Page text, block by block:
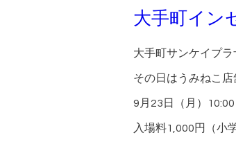
大手町イン
大手町サンケイプ
その日はうみねこ店
9月23日（月）
入場料1,000円（小